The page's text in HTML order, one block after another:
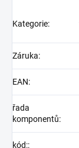
Kategorie:
Záruka:
EAN:
řada
komponentů:
kód::